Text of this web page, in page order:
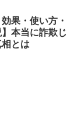
果・使い方・
本当に詐欺じ
とは